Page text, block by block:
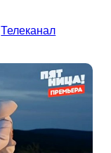
Телеканал